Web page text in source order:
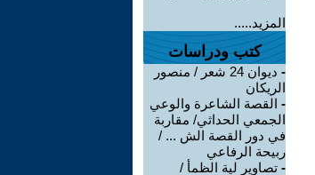
المزيد.....
كتب ودراسات
-
ديوان 24 شعر / منصور
الريكان
- القصة الشاعرة والوعي
الجمعي الحداثي/ مقاربة
في دور القصة الش ... /
ربيحة الرفاعي
- تصاوير لية الظمأ /